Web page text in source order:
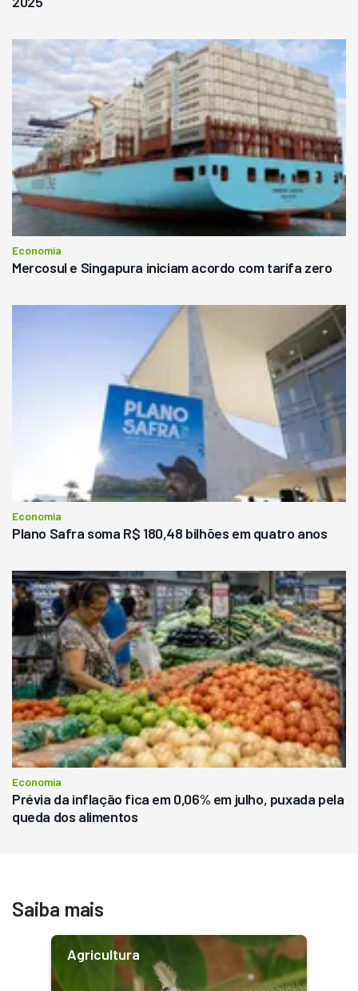
Economia
Mercosul e Singapura iniciam acordo com tarifa zero
Economia
Plano Safra soma R$ 180,48 bilhões em quatro anos
Economia
Prévia da inflação fica em 0,06% em julho, puxada pela
queda dos alimentos
Saiba mais
Agricultura